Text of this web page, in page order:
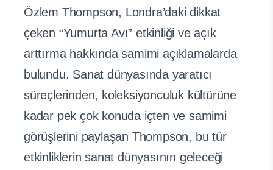
Özlem Thompson, Londra’daki dikkat
çeken “Yumurta Avı” etkinliği ve açık
arttırma hakkında samimi açıklamalarda
bulundu. Sanat dünyasında yaratıcı
süreçlerinden, koleksiyonculuk kültürüne
kadar pek çok konuda içten ve samimi
görüşlerini paylaşan Thompson, bu tür
etkinliklerin sanat dünyasının geleceği